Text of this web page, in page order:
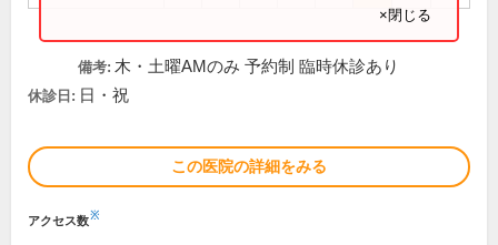
×閉じる
備考: 木・土曜AMのみ 予約制 臨時休診あり
休診日: 日・祝
この医院の詳細をみる
アクセス数※